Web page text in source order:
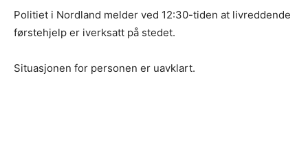
Politiet i Nordland melder ved 12:30-tiden at livreddende
førstehjelp er iverksatt på stedet.
Situasjonen for personen er uavklart.